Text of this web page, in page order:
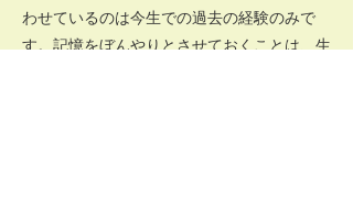
わせているのは今生での過去の経験のみで
す。記憶をぼんやりとさせておくことは、生